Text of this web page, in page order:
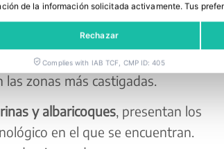
defruta dulce
las afectaciones oscilan
zonas más castigadas.
y albaricoques, presentan los
en el que se encuentran.
de la información solicitada activamente.Tus
Rechazar
Complies with IAB TCF, CMP ID: 405